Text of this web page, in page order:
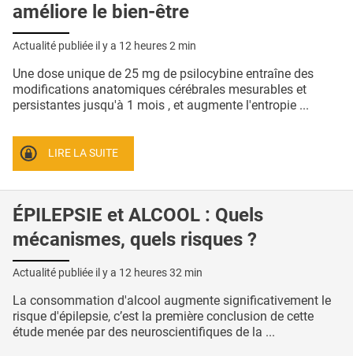
améliore le bien-être
Actualité publiée il y a 12 heures 2 min
Une dose unique de 25 mg de psilocybine entraîne des
modifications anatomiques cérébrales mesurables et
persistantes jusqu'à 1 mois , et augmente l'entropie ...
LIRE LA SUITE
ÉPILEPSIE et ALCOOL : Quels
mécanismes, quels risques ?
Actualité publiée il y a 12 heures 32 min
La consommation d'alcool augmente significativement le
risque d'épilepsie, c’est la première conclusion de cette
étude menée par des neuroscientifiques de la ...